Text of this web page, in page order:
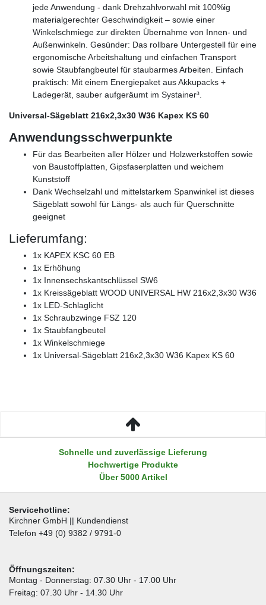
jede Anwendung - dank Drehzahlvorwahl mit 100%ig
materialgerechter Geschwindigkeit – sowie einer
Winkelschmiege zur direkten Übernahme von Innen- und
Außenwinkeln. Gesünder: Das rollbare Untergestell für eine
ergonomische Arbeitshaltung und einfachen Transport
sowie Staubfangbeutel für staubarmes Arbeiten. Einfach
praktisch: Mit einem Energiepaket aus Akkupacks +
Ladegerät, sauber aufgeräumt im Systainer³.
Universal-Sägeblatt 216x2,3x30 W36 Kapex KS 60
Anwendungsschwerpunkte
Für das Bearbeiten aller Hölzer und Holzwerkstoffen sowie
von Baustoffplatten, Gipsfaserplatten und weichem
Kunststoff
Dank Wechselzahl und mittelstarkem Spanwinkel ist dieses
Sägeblatt sowohl für Längs- als auch für Querschnitte
geeignet
Lieferumfang:
1x KAPEX KSC 60 EB
1x Erhöhung
1x Innensechskantschlüssel SW6
1x Kreissägeblatt WOOD UNIVERSAL HW 216x2,3x30 W36
1x LED-Schlaglicht
1x Schraubzwinge FSZ 120
1x Staubfangbeutel
1x Winkelschmiege
1x Universal-Sägeblatt 216x2,3x30 W36 Kapex KS 60
Schnelle und zuverlässige Lieferung
Hochwertige Produkte
Über 5000 Artikel
Servicehotline:
Kirchner GmbH || Kundendienst
Telefon +49 (0) 9382 / 9791-0
Öffnungszeiten:
Montag - Donnerstag: 07.30 Uhr - 17.00 Uhr
Freitag: 07.30 Uhr - 14.30 Uhr